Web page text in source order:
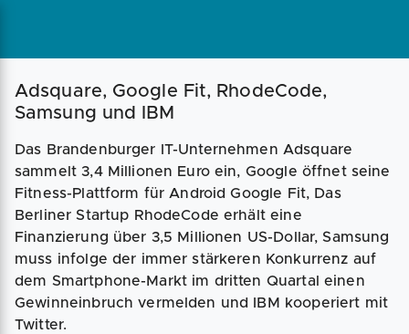
Magazin Businessplan Fördermittel
Adsquare, Google Fit, RhodeCode,
Samsung und IBM
Das Brandenburger IT-Unternehmen Adsquare
sammelt 3,4 Millionen Euro ein, Google öffnet seine
Fitness-Plattform für Android Google Fit, Das
Berliner Startup RhodeCode erhält eine
Finanzierung über 3,5 Millionen US-Dollar, Samsung
muss infolge der immer stärkeren Konkurrenz auf
dem Smartphone-Markt im dritten Quartal einen
Gewinneinbruch vermelden und IBM kooperiert mit
Twitter.